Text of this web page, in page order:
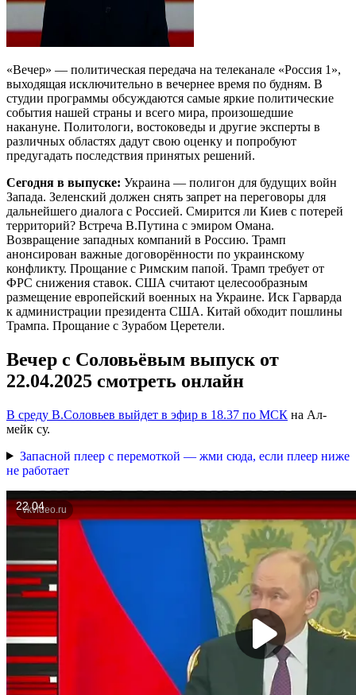
«Вечер» — политическая передача на телеканале «Россия 1»,
выходящая исключительно в вечернее время по будням. В
студии программы обсуждаются самые яркие политические
события нашей страны и всего мира, произошедшие
накануне. Политологи, востоковеды и другие эксперты в
различных областях дадут свою оценку и попробуют
предугадать последствия принятых решений.
Сегодня в выпуске: Украина — полигон для будущих войн
Запада. Зеленский должен снять запрет на переговоры для
дальнейшего диалога с Россией. Смирится ли Киев с потерей
территорий? Встреча В.Путина с эмиром Омана.
Возвращение западных компаний в Россию. Трамп
анонсирован важные договорённости по украинскому
конфликту. Прощание с Римским папой. Трамп требует от
ФРС снижения ставок. США считают целесообразным
размещение европейский военных на Украине. Иск Гарварда
к администрации президента США. Китай обходит пошлины
Трампа. Прощание с Зурабом Церетели.
Вечер с Соловьёвым выпуск от
22.04.2025 смотреть онлайн
В среду В.Соловьев выйдет в эфир в 18.37 по МСК на Ал-
мейк су.
Запасной плеер с перемоткой — жми сюда, если плеер ниже
не работает